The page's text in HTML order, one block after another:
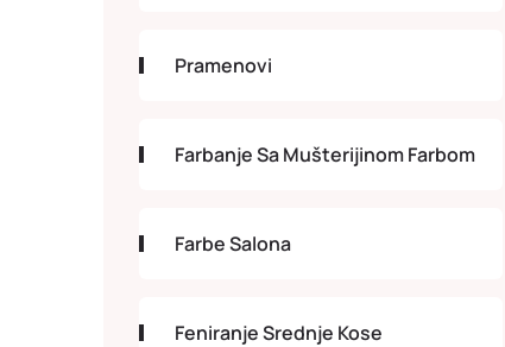
Pramenovi
Farbanje Sa Mušterijinom Farbom
Farbe Salona
Feniranje Srednje Kose